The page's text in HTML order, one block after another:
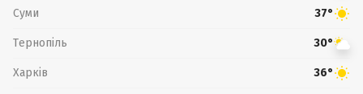
Суми 37°
Тернопіль 30°
Харків 36°